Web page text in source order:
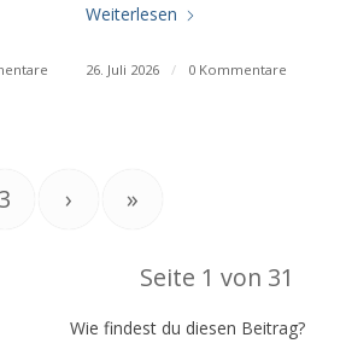
Weiterlesen
26. Juli 2026 / 0 Kommentare
Seite 1 von 31
3 › »
Wie findest du diesen Beitrag?